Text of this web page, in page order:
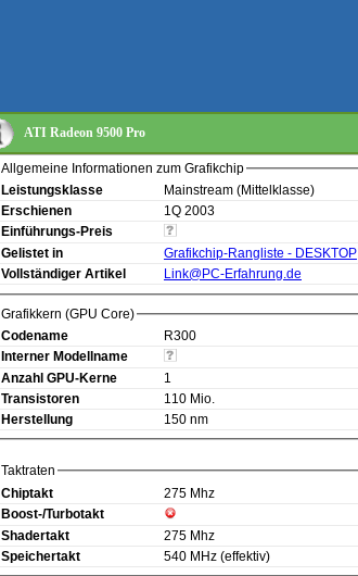
ATI Radeon 9500 Pro
Allgemeine Informationen zum Grafikchip
Leistungsklasse
Mainstream (Mittelklasse)
Erschienen
1Q 2003
Einführungs-Preis
Gelistet in
Grafikchip-Rangliste - DESKTOP
Vollständiger Artikel
Link@PC-Erfahrung.de
Grafikkern (GPU Core)
Codename
R300
Interner Modellname
Anzahl GPU-Kerne
1
Transistoren
110 Mio.
Herstellung
150 nm
Taktraten
Chiptakt
275 Mhz
Boost-/Turbotakt
Shadertakt
275 Mhz
Speichertakt
540 MHz (effektiv)